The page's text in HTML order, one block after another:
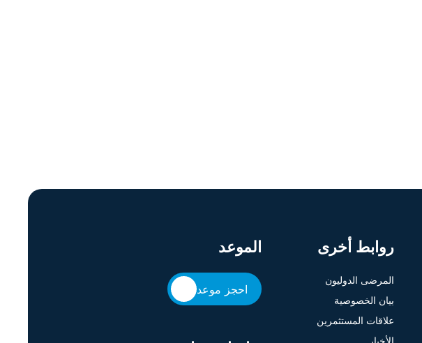
روابط أخرى
المرضى الدوليون
بيان الخصوصية
علاقات المستثمرين
الموعد
احجز موعد